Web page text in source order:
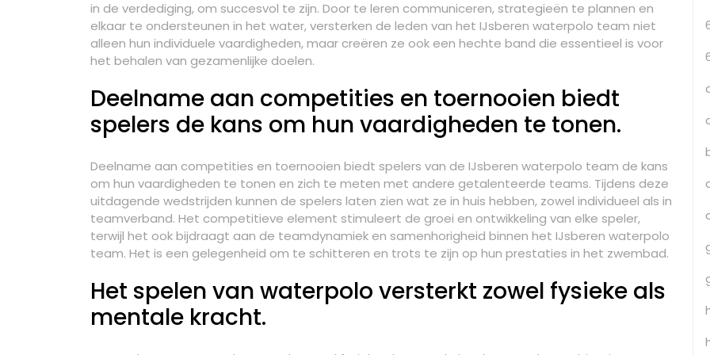
in de verdediging, om succesvol te zijn. Door te leren communiceren, strategieën te plannen en
elkaar te ondersteunen in het water, versterken de leden van het IJsberen waterpolo team niet
alleen hun individuele vaardigheden, maar creëren ze ook een hechte band die essentieel is voor
het behalen van gezamenlijke doelen.
Deelname aan competities en toernooien biedt
spelers de kans om hun vaardigheden te tonen.
Deelname aan competities en toernooien biedt spelers van de IJsberen waterpolo team de kans
om hun vaardigheden te tonen en zich te meten met andere getalenteerde teams. Tijdens deze
uitdagende wedstrijden kunnen de spelers laten zien wat ze in huis hebben, zowel individueel als in
teamverband. Het competitieve element stimuleert de groei en ontwikkeling van elke speler,
terwijl het ook bijdraagt aan de teamdynamiek en samenhorigheid binnen het IJsberen waterpolo
team. Het is een gelegenheid om te schitteren en trots te zijn op hun prestaties in het zwembad.
Het spelen van waterpolo versterkt zowel fysieke als
mentale kracht.